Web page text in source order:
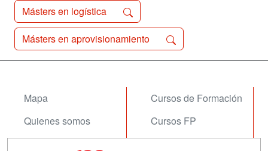
Másters en logística
Másters en aprovisionamiento
Mapa
Quienes somos
Cursos de Formación
Cursos FP